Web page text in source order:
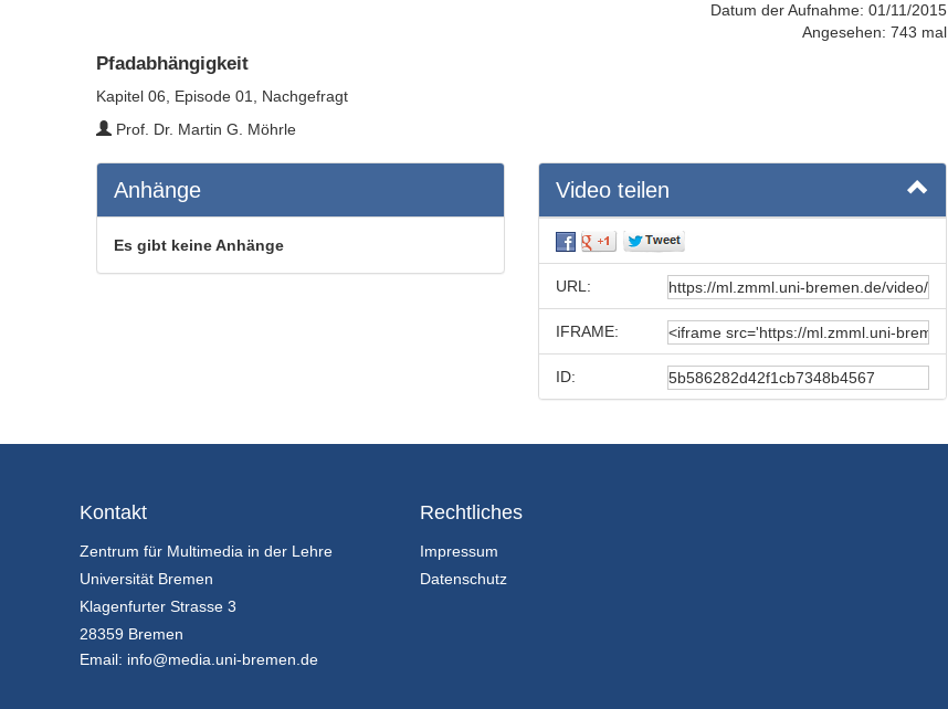
Datum der Aufnahme: 01/11/2015
Angesehen: 743 mal
Pfadabhängigkeit
Kapitel 06, Episode 01, Nachgefragt
Prof. Dr. Martin G. Möhrle
Anhänge
Es gibt keine Anhänge
Video teilen
URL:
IFRAME:
ID:
Kontakt
Zentrum für Multimedia in der Lehre
Universität Bremen
Klagenfurter Strasse 3
28359 Bremen
Email: info@media.uni-bremen.de
Rechtliches
Impressum
Datenschutz